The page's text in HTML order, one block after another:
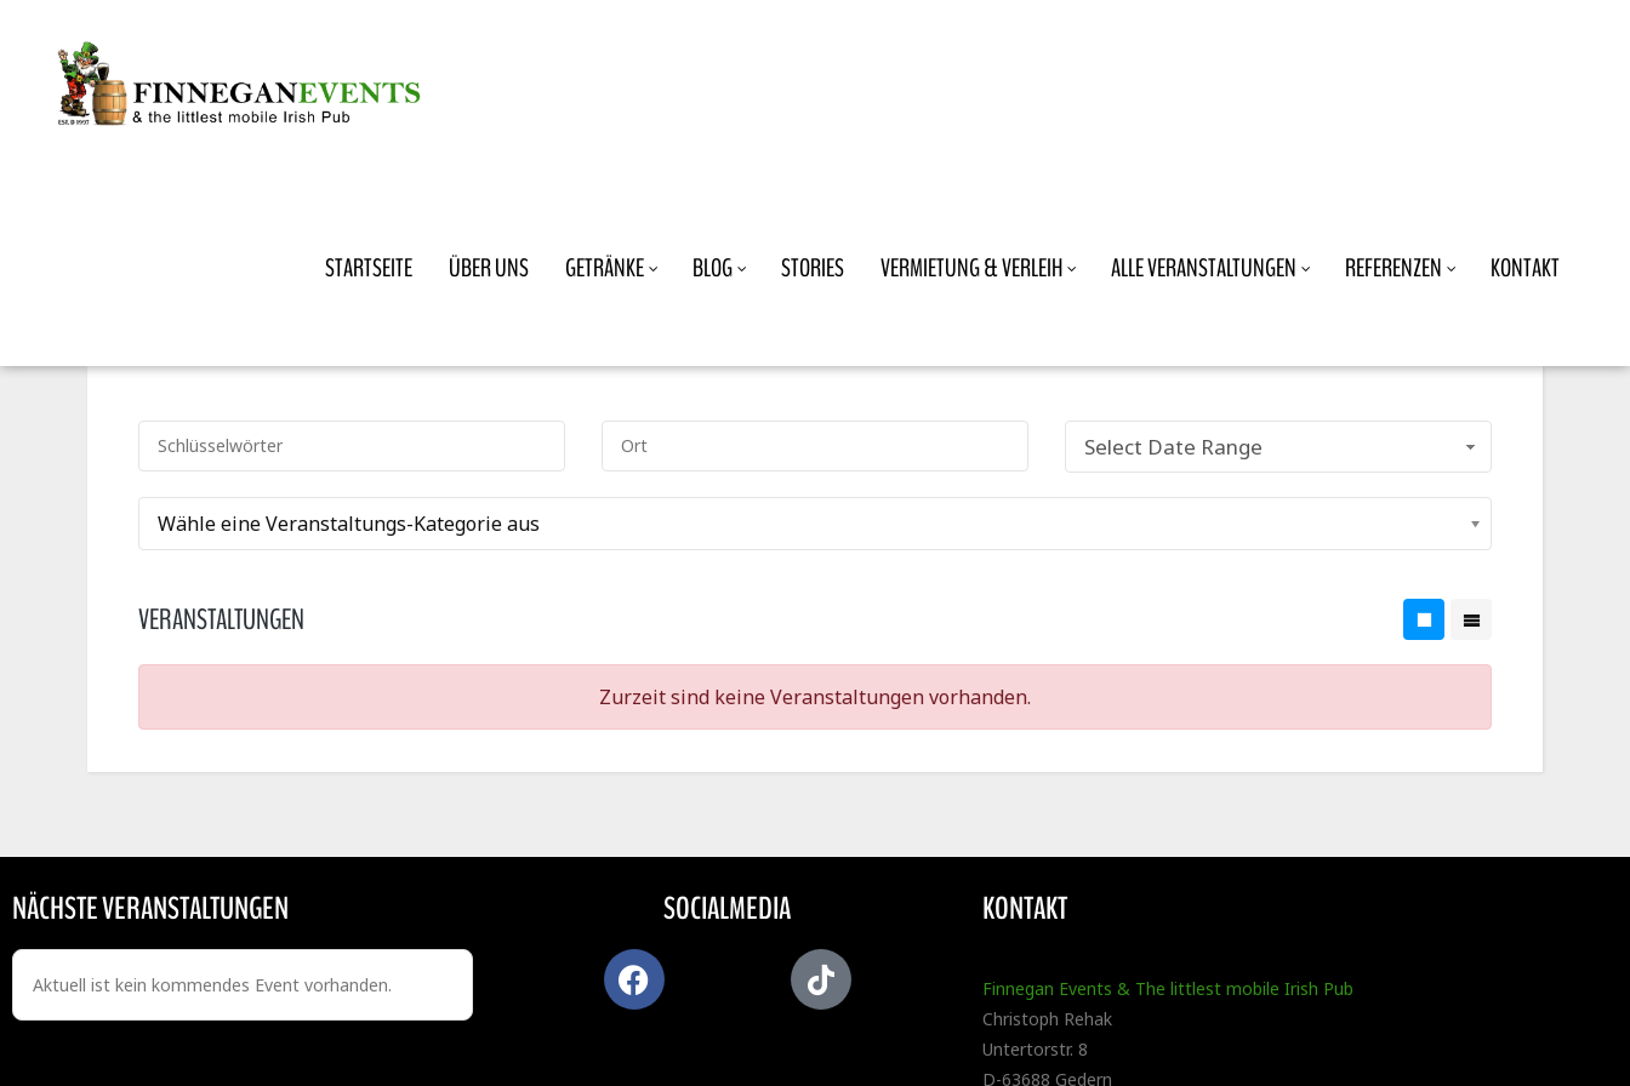
STARTSEITE ÜBER UNS GETRÄNKE BLOG STORIES VERMIETUNG & VERLEIH ALLE VERANSTALTUNGEN REFERENZEN KONTAKT
Select Date Range
Wähle eine Veranstaltungs-Kategorie aus
VERANSTALTUNGEN
Zurzeit sind keine Veranstaltungen vorhanden.
NÄCHSTE VERANSTALTUNGEN
Aktuell ist kein kommendes Event vorhanden.
SOCIALMEDIA KONTAKT
Finnegan Events & The littlest mobile Irish Pub
Christoph Rehak
Untertorstr. 8
D-63688 Gedern